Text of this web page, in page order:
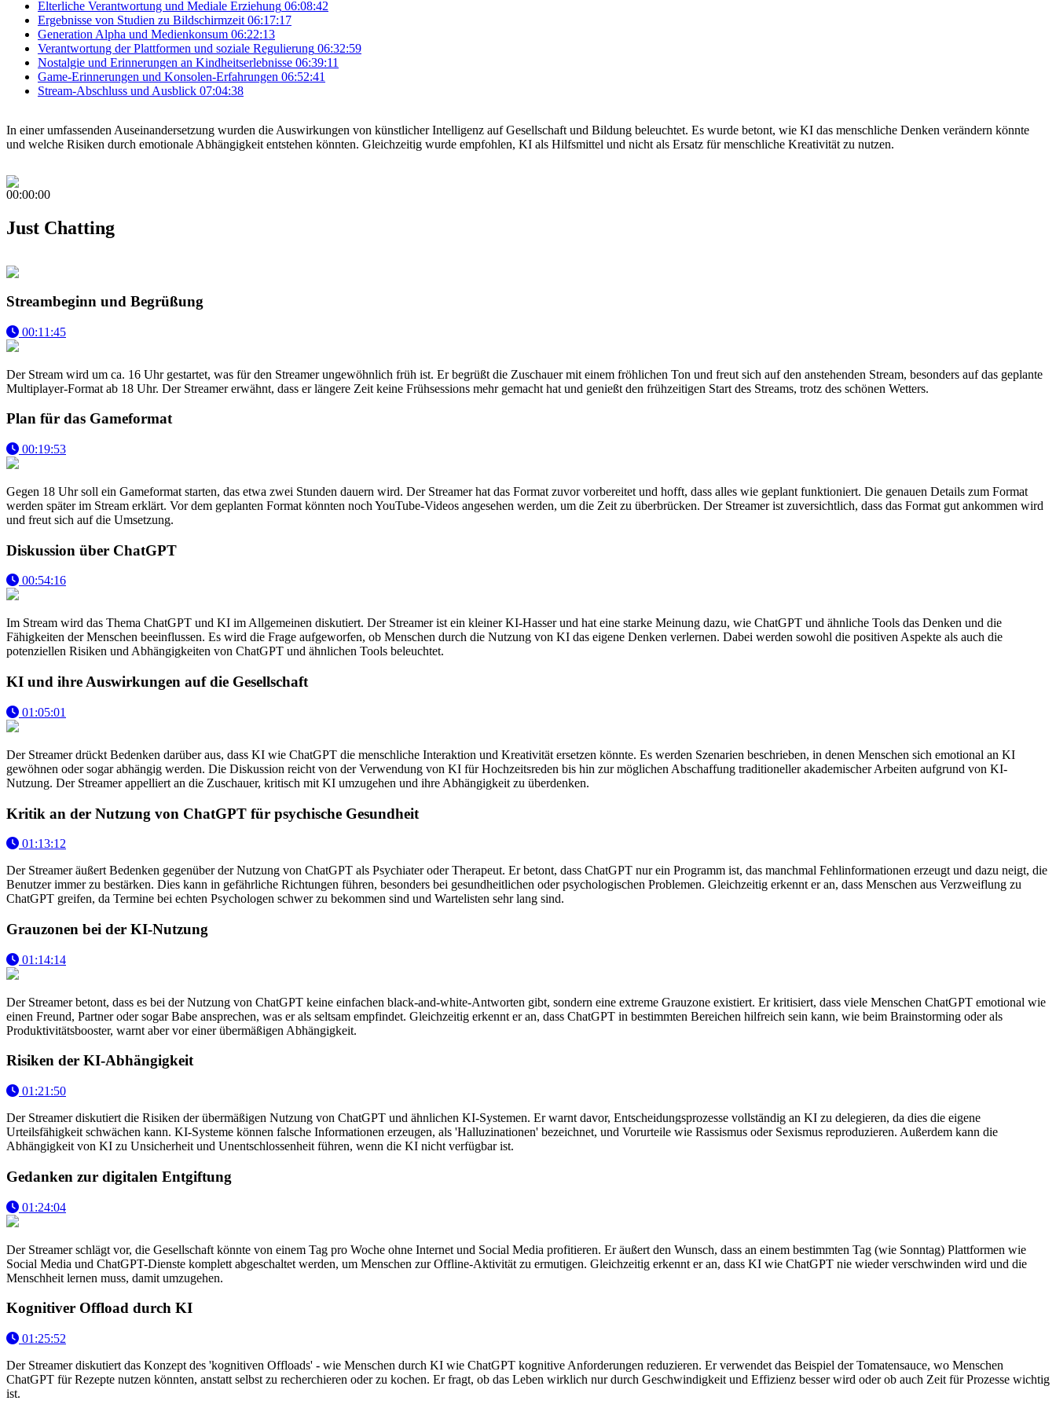
Elterliche Verantwortung und Mediale Erziehung 06:08:42
Ergebnisse von Studien zu Bildschirmzeit 06:17:17
Generation Alpha und Medienkonsum 06:22:13
Verantwortung der Plattformen und soziale Regulierung 06:32:59
Nostalgie und Erinnerungen an Kindheitserlebnisse 06:39:11
Game-Erinnerungen und Konsolen-Erfahrungen 06:52:41
Stream-Abschluss und Ausblick 07:04:38
In einer umfassenden Auseinandersetzung wurden die Auswirkungen von künstlicher Intelligenz auf Gesellschaft und Bildung beleuchtet. Es wurde betont, wie KI das menschliche Denken verändern könnte
und welche Risiken durch emotionale Abhängigkeit entstehen könnten. Gleichzeitig wurde empfohlen, KI als Hilfsmittel und nicht als Ersatz für menschliche Kreativität zu nutzen.
00:00:00
Just Chatting
Streambeginn und Begrüßung
00:11:45
Der Stream wird um ca. 16 Uhr gestartet, was für den Streamer ungewöhnlich früh ist. Er begrüßt die Zuschauer mit einem fröhlichen Ton und freut sich auf den anstehenden Stream, besonders auf das geplante
Multiplayer-Format ab 18 Uhr. Der Streamer erwähnt, dass er längere Zeit keine Frühsessions mehr gemacht hat und genießt den frühzeitigen Start des Streams, trotz des schönen Wetters.
Plan für das Gameformat
00:19:53
Gegen 18 Uhr soll ein Gameformat starten, das etwa zwei Stunden dauern wird. Der Streamer hat das Format zuvor vorbereitet und hofft, dass alles wie geplant funktioniert. Die genauen Details zum Format
werden später im Stream erklärt. Vor dem geplanten Format könnten noch YouTube-Videos angesehen werden, um die Zeit zu überbrücken. Der Streamer ist zuversichtlich, dass das Format gut ankommen wird
und freut sich auf die Umsetzung.
Diskussion über ChatGPT
00:54:16
Im Stream wird das Thema ChatGPT und KI im Allgemeinen diskutiert. Der Streamer ist ein kleiner KI-Hasser und hat eine starke Meinung dazu, wie ChatGPT und ähnliche Tools das Denken und die
Fähigkeiten der Menschen beeinflussen. Es wird die Frage aufgeworfen, ob Menschen durch die Nutzung von KI das eigene Denken verlernen. Dabei werden sowohl die positiven Aspekte als auch die
potenziellen Risiken und Abhängigkeiten von ChatGPT und ähnlichen Tools beleuchtet.
KI und ihre Auswirkungen auf die Gesellschaft
01:05:01
Der Streamer drückt Bedenken darüber aus, dass KI wie ChatGPT die menschliche Interaktion und Kreativität ersetzen könnte. Es werden Szenarien beschrieben, in denen Menschen sich emotional an KI
gewöhnen oder sogar abhängig werden. Die Diskussion reicht von der Verwendung von KI für Hochzeitsreden bis hin zur möglichen Abschaffung traditioneller akademischer Arbeiten aufgrund von KI-
Nutzung. Der Streamer appelliert an die Zuschauer, kritisch mit KI umzugehen und ihre Abhängigkeit zu überdenken.
Kritik an der Nutzung von ChatGPT für psychische Gesundheit
01:13:12
Der Streamer äußert Bedenken gegenüber der Nutzung von ChatGPT als Psychiater oder Therapeut. Er betont, dass ChatGPT nur ein Programm ist, das manchmal Fehlinformationen erzeugt und dazu neigt, die
Benutzer immer zu bestärken. Dies kann in gefährliche Richtungen führen, besonders bei gesundheitlichen oder psychologischen Problemen. Gleichzeitig erkennt er an, dass Menschen aus Verzweiflung zu
ChatGPT greifen, da Termine bei echten Psychologen schwer zu bekommen sind und Wartelisten sehr lang sind.
Grauzonen bei der KI-Nutzung
01:14:14
Der Streamer betont, dass es bei der Nutzung von ChatGPT keine einfachen black-and-white-Antworten gibt, sondern eine extreme Grauzone existiert. Er kritisiert, dass viele Menschen ChatGPT emotional wie
einen Freund, Partner oder sogar Babe ansprechen, was er als seltsam empfindet. Gleichzeitig erkennt er an, dass ChatGPT in bestimmten Bereichen hilfreich sein kann, wie beim Brainstorming oder als
Produktivitätsbooster, warnt aber vor einer übermäßigen Abhängigkeit.
Risiken der KI-Abhängigkeit
01:21:50
Der Streamer diskutiert die Risiken der übermäßigen Nutzung von ChatGPT und ähnlichen KI-Systemen. Er warnt davor, Entscheidungsprozesse vollständig an KI zu delegieren, da dies die eigene
Urteilsfähigkeit schwächen kann. KI-Systeme können falsche Informationen erzeugen, als 'Halluzinationen' bezeichnet, und Vorurteile wie Rassismus oder Sexismus reproduzieren. Außerdem kann die
Abhängigkeit von KI zu Unsicherheit und Unentschlossenheit führen, wenn die KI nicht verfügbar ist.
Gedanken zur digitalen Entgiftung
01:24:04
Der Streamer schlägt vor, die Gesellschaft könnte von einem Tag pro Woche ohne Internet und Social Media profitieren. Er äußert den Wunsch, dass an einem bestimmten Tag (wie Sonntag) Plattformen wie
Social Media und ChatGPT-Dienste komplett abgeschaltet werden, um Menschen zur Offline-Aktivität zu ermutigen. Gleichzeitig erkennt er an, dass KI wie ChatGPT nie wieder verschwinden wird und die
Menschheit lernen muss, damit umzugehen.
Kognitiver Offload durch KI
01:25:52
Der Streamer diskutiert das Konzept des 'kognitiven Offloads' - wie Menschen durch KI wie ChatGPT kognitive Anforderungen reduzieren. Er verwendet das Beispiel der Tomatensauce, wo Menschen
ChatGPT für Rezepte nutzen könnten, anstatt selbst zu recherchieren oder zu kochen. Er fragt, ob das Leben wirklich nur durch Geschwindigkeit und Effizienz besser wird oder ob auch Zeit für Prozesse wichtig
ist.